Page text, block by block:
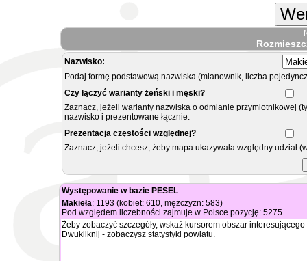
Nazwisko:
Podaj formę podstawową nazwiska (mianownik, liczba
Czy łączyć warianty żeński i męski?
Zaznacz, jeżeli warianty nazwiska o odmianie przymiotnikowej
nazwisko i prezentowane łącznie.
Prezentacja częstości względnej?
Zaznacz, jeżeli chcesz, żeby mapa ukazywała względny
Występowanie w bazie PESEL
Makieła: 1193 (kobiet: 610, mężczyzn: 583)
Pod względem liczebności zajmuje w Polsce pozycję: 5275.
Żeby zobaczyć szczegóły, wskaż kursorem obszar
Dwukliknij - zobaczysz statystyki powiatu.